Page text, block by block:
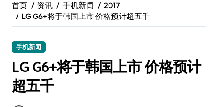
首页 资讯 手机新闻
2017
LG G6+将于韩国上市 价格预计超五千
手机新闻
LG G6+将于韩国上市 价格预计
超五千